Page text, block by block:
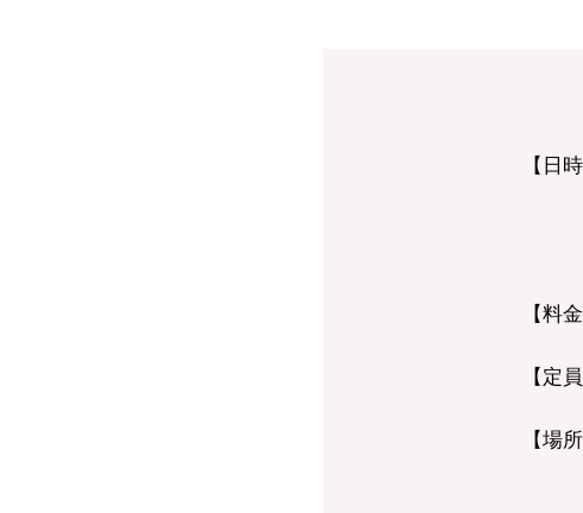
【日
★受
★食
【料
【定
【場